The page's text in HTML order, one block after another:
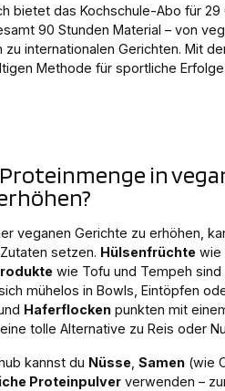
bietet das Kochschule-Abo für
90 Stunden Material – von
internationalen Gerichten. Mit
Methode für sportliche
in
veganen Gerichte zu erhöhen,
setzen. Hülsenfrüchte wie
wie Tofu und Tempeh
mühelos in Bowls, Eintöpfen
Haferflocken punkten mit
tolle Alternative zu Reis oder
kannst du Nüsse ,Samen (wie
Proteinpulver verwenden –